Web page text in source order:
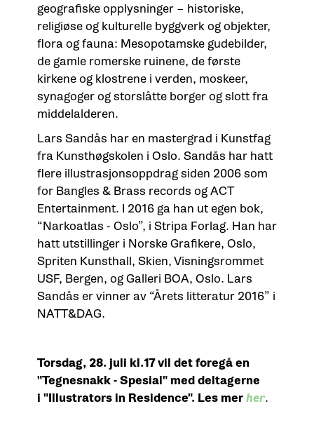
geografiske opplysninger – historiske,
religiøse og kulturelle byggverk og objekter,
flora og fauna: Mesopotamske gudebilder,
de gamle romerske ruinene, de første
kirkene og klostrene i verden, moskeer,
synagoger og storslåtte borger og slott fra
middelalderen.
Lars Sandås har en mastergrad i Kunstfag
fra Kunsthøgskolen i Oslo. Sandås har hatt
flere illustrasjonsoppdrag siden 2006 som
for Bangles & Brass records og ACT
Entertainment. I 2016 ga han ut egen bok,
“Narkoatlas - Oslo”, i Stripa Forlag. Han har
hatt utstillinger i Norske Grafikere, Oslo,
Spriten Kunsthall, Skien, Visningsrommet
USF, Bergen, og Galleri BOA, Oslo. Lars
Sandås er vinner av “Årets litteratur 2016” i
NATT&DAG.
Torsdag, 28. juli kl.17 vil det foregå en
"Tegnesnakk - Spesial" med deltagerne
i "Illustrators in Residence". Les mer her.